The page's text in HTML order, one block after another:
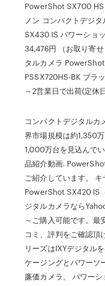
PowerShot SX700 HS
ノン コンパクトデジ
SX430 IS パワーショ
34,476円 （お取り寄
タルカメラ
PSSX720HS-BK ブラ
～2営業日で出荷(定休
コンパクトデジタルカ
界市場規模は約1,350
1,000万台を見込んで
品紹介動画.
ご紹介しています。
PowerShot SX420 IS
ジタルカメラなら
～ご購入可能です。最
コミ、評判をご確認頂
リーズはIXYデジタル
ケージングとパワーソ
廉価カメラ。 パワー